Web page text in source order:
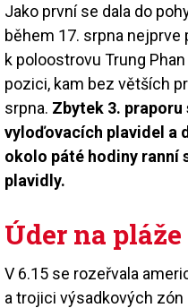
Jako první se dala do
během 17. srpna nejprve
k poloostrovu Trung
pozici, kam bez větších
srpna. Zbytek 3.
vyloďovacích plavidel a
okolo páté hodiny ranní
plavidly.
Úder na pláže
V 6.15 se rozeřvala
a trojici výsadkových